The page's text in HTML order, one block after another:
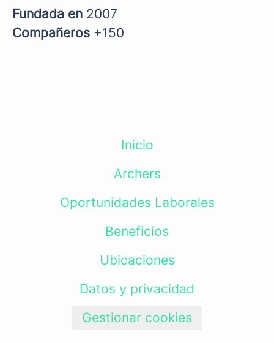
Fundada en 2007
Compañeros +150
Inicio
Archers
Oportunidades Laborales
Beneficios
Ubicaciones
Datos y privacidad
Gestionar cookies